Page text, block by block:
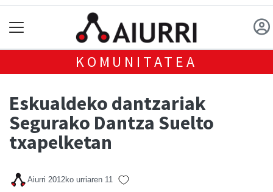
KOMUNITATEA
Eskualdeko dantzariak
Segurako Dantza Suelto
txapelketan
Aiurri 2012ko urriaren 11